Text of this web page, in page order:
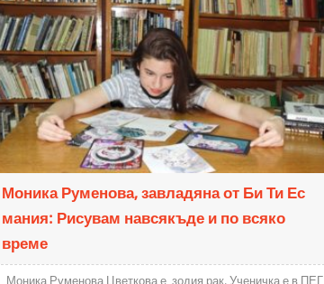
Моника Руменова, завладяна от Би Ти Ес
мания: Рисувам навсякъде и по всяко
време
Моника Руменова Цветкова е зодия рак. Ученичка е в ПЕГ